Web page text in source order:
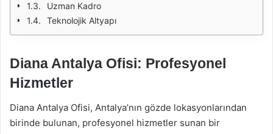
Uzman Kadro
Teknolojik Altyapı
Diana Antalya Ofisi: Profesyonel
Hizmetler
Diana Antalya Ofisi, Antalya’nın gözde lokasyonlarından
birinde bulunan, profesyonel hizmetler sunan bir